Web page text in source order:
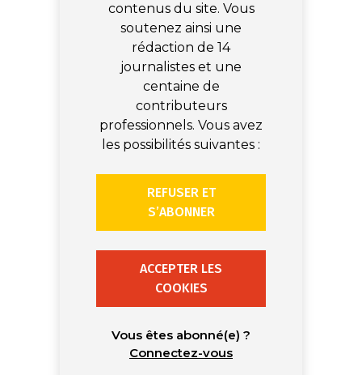
contenus du site. Vous
soutenez ainsi une
rédaction de 14
journalistes et une
centaine de
contributeurs
professionnels. Vous avez
les possibilités suivantes :
REFUSER ET
S’ABONNER
ACCEPTER LES
COOKIES
Vous êtes abonné(e) ?
Connectez-vous